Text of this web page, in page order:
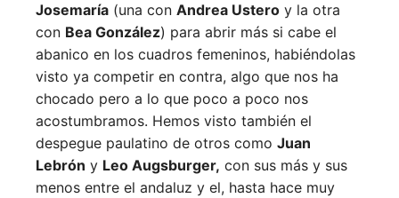
Josemaría (una con Andrea Ustero y la otra
con Bea González) para abrir más si cabe el
abanico en los cuadros femeninos, habiéndolas
visto ya competir en contra, algo que nos ha
chocado pero a lo que poco a poco nos
acostumbramos. Hemos visto también el
despegue paulatino de otros como Juan
Lebrón y Leo Augsburger, con sus más y sus
menos entre el andaluz y el, hasta hace muy